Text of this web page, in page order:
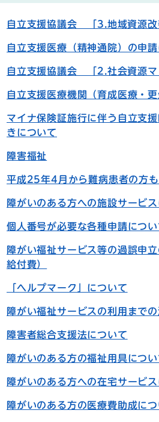
自立支援協議会 「3.地域資源改
自立支援医療（精神通院）の申
自立支援協議会 「2.社会資源マ
自立支援医療機関（育成医療・
マイナ保険証施行に伴う自立支
きについて
障害福祉
平成25年4月から難病患者の方
障がいのある方への施設サービ
個人番号が必要な各種申請につい
障がい福祉サービス等の過誤申
給付費）
「ヘルプマーク」について
障がい福祉サービスの利用まで
障害者総合支援法について
障がいのある方の福祉用具につい
障がいのある方への在宅サービ
障がいのある方の医療費助成につ